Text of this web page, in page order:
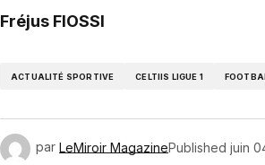
Fréjus FIOSSI
ACTUALITÉ SPORTIVE CELTIIS LIGUE 1
par LeMiroir MagazinePublished juin